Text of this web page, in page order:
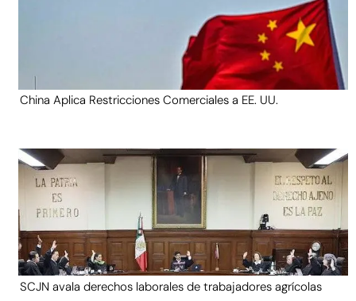
China Aplica Restricciones Comerciales a EE. UU.
SCJN avala derechos laborales de trabajadores agrícolas